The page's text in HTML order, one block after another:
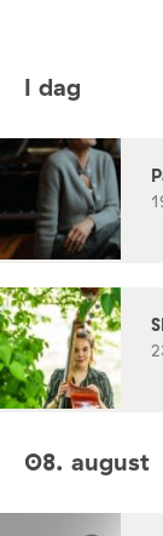
I dag
08. august